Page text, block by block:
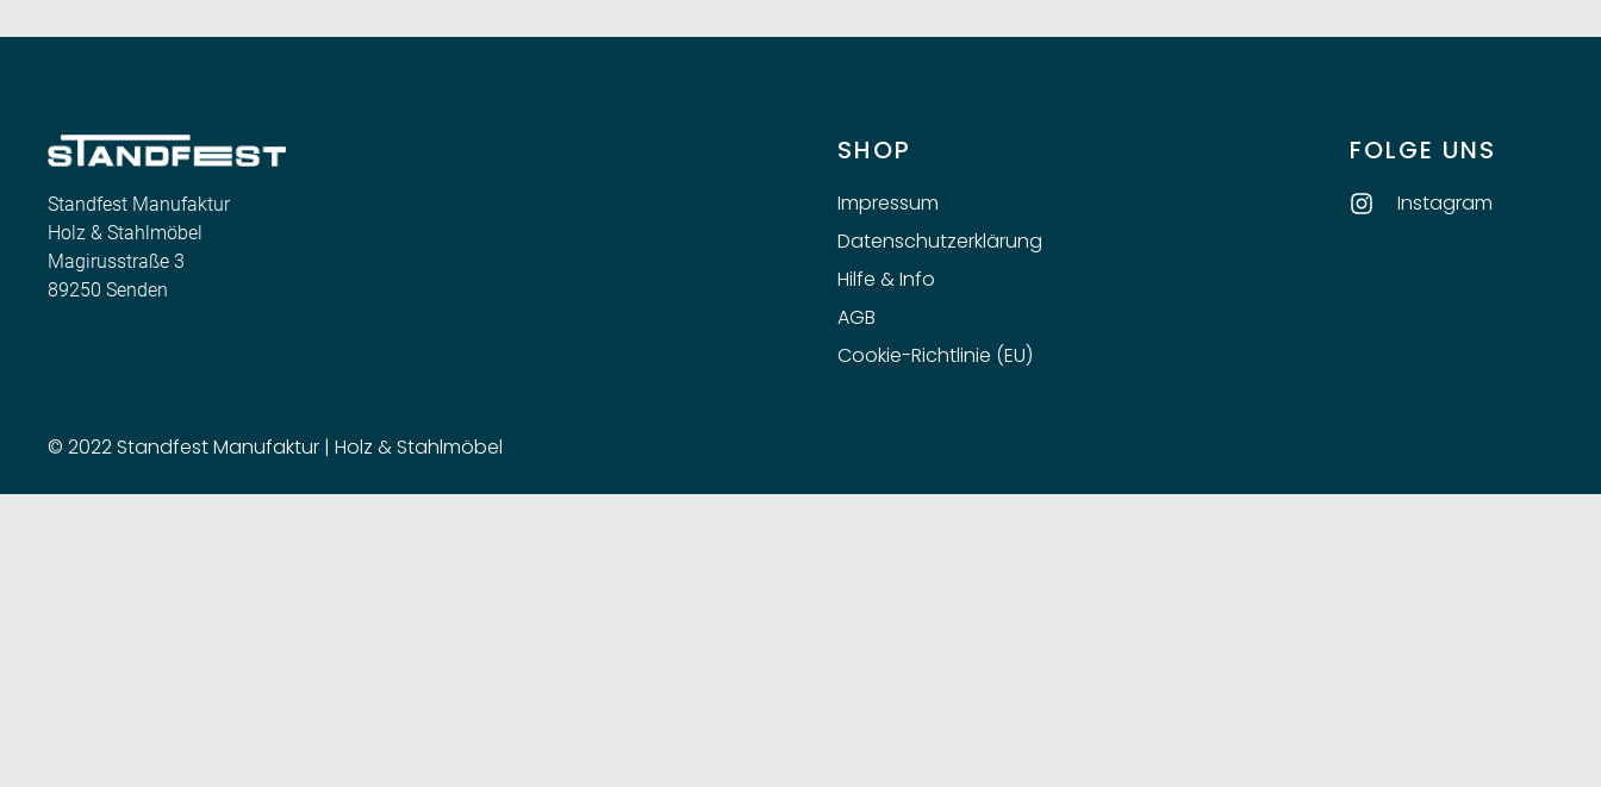
Standfest Manufaktur
Holz & Stahlmöbel
Magirusstraße 3
89250 Senden
SHOP
Impressum
Datenschutzerklärung
Hilfe & Info
AGB
Cookie-Richtlinie (EU)
FOLGE UNS
Instagram
© 2022 Standfest Manufaktur | Holz & Stahlmöbel